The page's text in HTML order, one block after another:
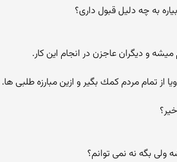
به چه دلیل قبول داری؟
و دیگران عاجزن در انجام این كار.
تمام مردم كمك بگیر و ازین مبارزه طلبی ها.
بگه نه نمی توانم؟